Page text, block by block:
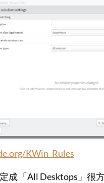
KWin_Rules
成「All Desktops」很